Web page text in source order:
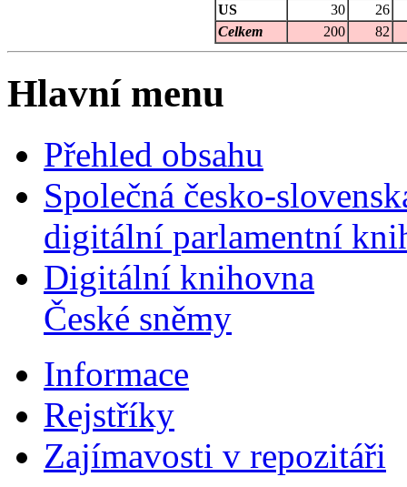
US
30
26
Celkem
200 82
Hlavní menu
Přehled obsahu
Společná česko-
digitální parlamentní
Digitální knihovna
České sněmy
Informace
Rejstříky
Zajímavosti v repozitáři